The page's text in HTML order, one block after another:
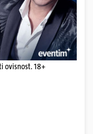
ovisnost. 18+